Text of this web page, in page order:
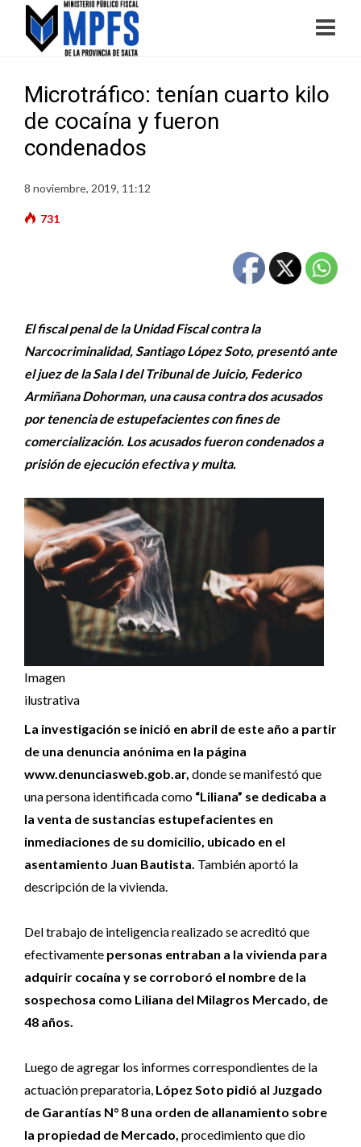
Microtráfico: tenían cuarto kilo
de cocaína y fueron
condenados
8 noviembre, 2019, 11:12
731
El fiscal penal de la Unidad Fiscal contra la
Narcocriminalidad, Santiago López Soto, presentó ante
el juez de la Sala I del Tribunal de Juicio, Federico
Armiñana Dohorman, una causa contra dos acusados
por tenencia de estupefacientes con fines de
comercialización. Los acusados fueron condenados a
prisión de ejecución efectiva y multa.
Imagen
ilustrativa
La investigación se inició en abril de este año a partir
de una denuncia anónima en la página
www.denunciasweb.gob.ar, donde se manifestó que
una persona identificada como “Liliana” se dedicaba a
la venta de sustancias estupefacientes en
inmediaciones de su domicilio, ubicado en el
asentamiento Juan Bautista. También aportó la
descripción de la vivienda.
Del trabajo de inteligencia realizado se acreditó que
efectivamente personas entraban a la vivienda para
adquirir cocaína y se corroboró el nombre de la
sospechosa como Liliana del Milagros Mercado, de
48 años.
Luego de agregar los informes correspondientes de la
actuación preparatoria, López Soto pidió al Juzgado
de Garantías N° 8 una orden de allanamiento sobre
la propiedad de Mercado, procedimiento que dio